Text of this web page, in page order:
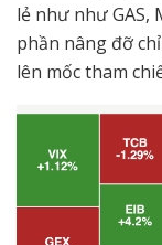
lẻ như như GAS,
phần nâng đỡ
lên mốc tham